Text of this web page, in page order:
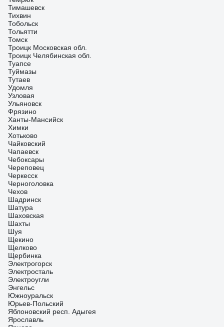
Тимашевск
Тихвин
Тобольск
Тольятти
Томск
Троицк Московская обл.
Троицк Челябинская обл.
Туапсе
Туймазы
Тутаев
Удомля
Узловая
Ульяновск
Фрязино
Ханты-Мансийск
Химки
Хотьково
Чайковский
Чапаевск
Чебоксары
Череповец
Черкесск
Черноголовка
Чехов
Шадринск
Шатура
Шаховская
Шахты
Шуя
Щекино
Щелково
Щербинка
Электрогорск
Электросталь
Электроугли
Энгельс
Южноуральск
Юрьев-Польский
Яблоновский респ. Адыгея
Ярославль